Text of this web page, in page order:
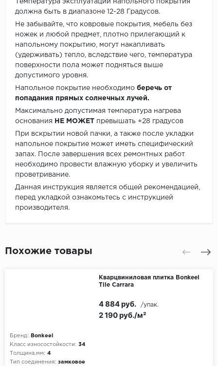
Температура эксплуатации напольного покрытия
должна быть в диапазоне 12-28 Градусов.
Не забывайте, что ковровые покрытия, мебель без
ножек и любой предмет, плотно прилегающий к
напольному покрытию, могут накапливать
(удерживать) тепло, вследствие чего, температура
поверхности пола может подняться выше
допустимого уровня.
Напольное покрытие необходимо беречь от
попадания прямых солнечных лучей.
Максимально допустимая температура нагрева
основания
НЕ МОЖЕТ превышать +28 градусов
При вскрытии новой пачки, а также после укладки
напольное покрытие может иметь специфический
запах. После завершения всех ремонтных работ
необходимо провести влажную уборку и увеличить
проветривание.
Данная инструкция является общей рекомендацией,
перед укладкой ознакомьтесь с инструкцией
производителя.
Похожие товары
Кварцвиниловая плитка Bonkeel
Tile Carrara
Бренд:
Bonkeel
Класс износостойкости: 34
Толщина,мм: 4
Тип соединения: замковое
2 190 руб./м²
4 884 руб. /упак.